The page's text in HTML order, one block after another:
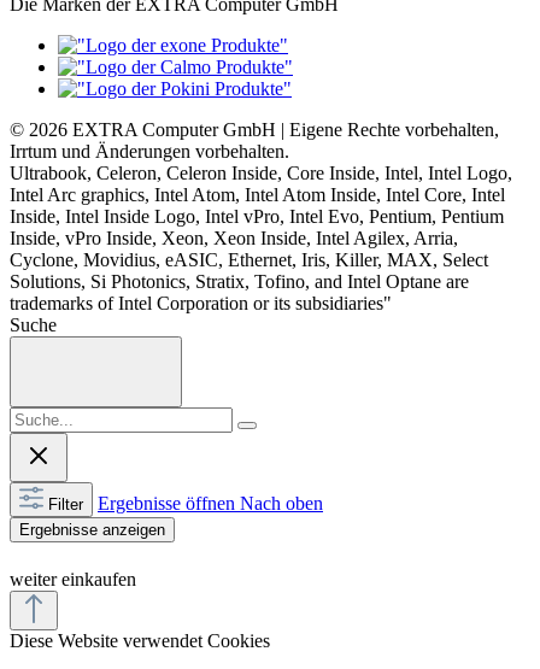
© 2026 EXTRA Computer GmbH | Eigene Rechte vorbehalten,
Irrtum und Änderungen vorbehalten.
Ultrabook, Celeron, Celeron Inside, Core Inside, Intel, Intel Logo,
Intel Arc graphics, Intel Atom, Intel Atom Inside, Intel Core, Intel
Inside, Intel Inside Logo, Intel vPro, Intel Evo, Pentium, Pentium
Inside, vPro Inside, Xeon, Xeon Inside, Intel Agilex, Arria,
Cyclone, Movidius, eASIC, Ethernet, Iris, Killer, MAX, Select
Solutions, Si Photonics, Stratix, Tofino, and Intel Optane are
trademarks of Intel Corporation or its subsidiaries"
Suche
Filter Ergebnisse öffnen Nach oben
Ergebnisse anzeigen
weiter einkaufen
Diese Website verwendet Cookies